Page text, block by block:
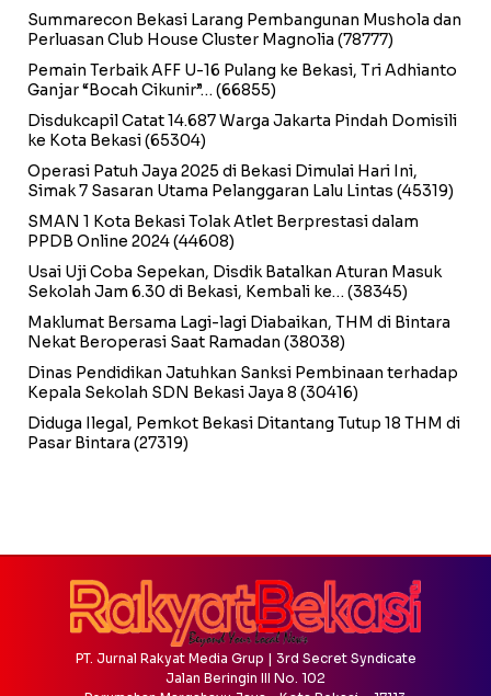
Summarecon Bekasi Larang Pembangunan Mushola dan
Perluasan Club House Cluster Magnolia (78777)
Pemain Terbaik AFF U-16 Pulang ke Bekasi, Tri Adhianto
Ganjar “Bocah Cikunir”… (66855)
Disdukcapil Catat 14.687 Warga Jakarta Pindah Domisili
ke Kota Bekasi(65304)
Operasi Patuh Jaya 2025 di Bekasi Dimulai Hari Ini,
Simak 7 Sasaran Utama Pelanggaran Lalu Lintas (45319)
SMAN 1 Kota Bekasi Tolak Atlet Berprestasi dalam
PPDB Online 2024(44608)
Usai Uji Coba Sepekan, Disdik Batalkan Aturan Masuk
Sekolah Jam 6.30 di Bekasi, Kembali ke… (38345)
Maklumat Bersama Lagi-lagi Diabaikan, THM di Bintara
Nekat Beroperasi Saat Ramadan (38038)
Dinas Pendidikan Jatuhkan Sanksi Pembinaan terhadap
Kepala Sekolah SDN Bekasi Jaya 8 (30416)
Diduga Ilegal, Pemkot Bekasi Ditantang Tutup 18 THM di
Pasar Bintara (27319)
PT. Jurnal Rakyat Media Grup | 3rd Secret Syndicate
Jalan Beringin III No. 102